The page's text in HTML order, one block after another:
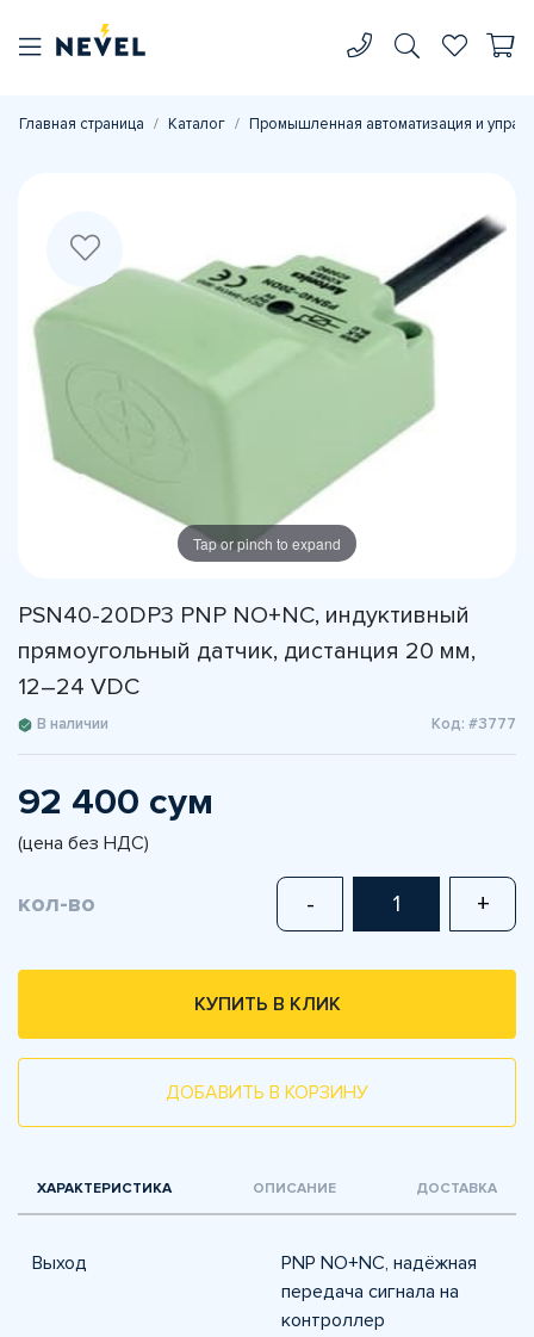
Главная страница Каталог Промышленная автоматизация и
Tap or pinch to expand
PSN40-20DP3 PNP NO+NC, индуктивный
прямоугольный датчик, дистанция 20 мм,
12–24 VDC
В наличии Код: #3777
92 400 сум
(цена без НДС)
кол-во - +
КУПИТЬ В КЛИК
ДОБАВИТЬ В КОРЗИНУ
ХАРАКТЕРИСТИКА ОПИСАНИЕ ДОСТАВКА
Выход
PNP NO+NC, надёжная
передача сигнала на
контроллер